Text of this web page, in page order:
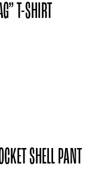
HOODIE
SKATE” T-SHIRT